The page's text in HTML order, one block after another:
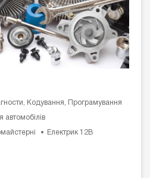
Кодування, Програмування
автомобілів
Електрик 12В